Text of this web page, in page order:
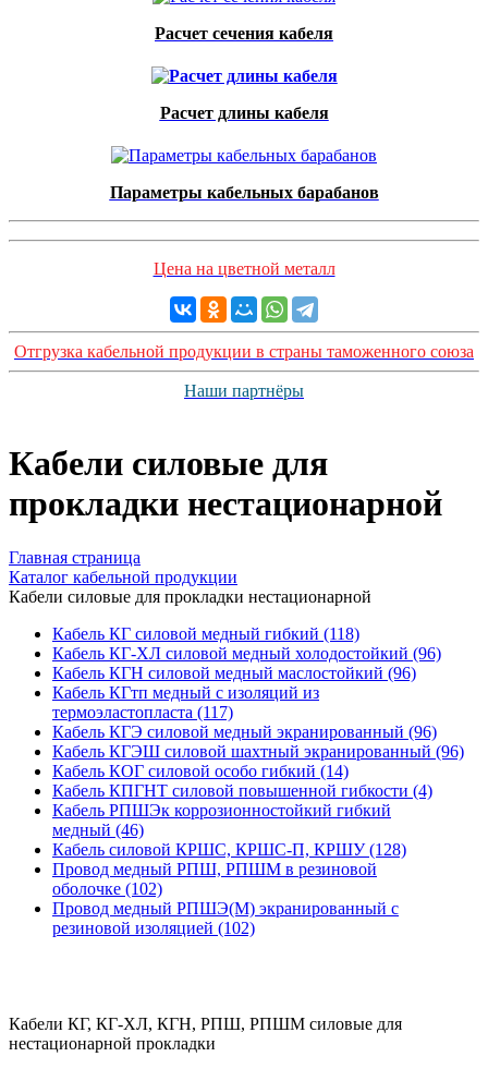
Расчет сечения кабеля
Расчет длины кабеля
Параметры кабельных барабанов
Цена на цветной металл
Отгрузка кабельной продукции в страны таможенного союза
Наши партнёры
Кабели силовые для
прокладки нестационарной
Главная страница
Каталог кабельной продукции
Кабели силовые для прокладки нестационарной
Кабель КГ силовой медный гибкий (118)
Кабель КГ-ХЛ силовой медный холодостойкий (96)
Кабель КГН силовой медный маслостойкий (96)
Кабель КГтп медный с изоляций из
термоэластопласта (117)
Кабель КГЭ силовой медный экранированный (96)
Кабель КГЭШ силовой шахтный экранированный (96)
Кабель КОГ силовой особо гибкий (14)
Кабель КПГНТ силовой повышенной гибкости (4)
Кабель РПШЭк коррозионностойкий гибкий
медный (46)
Кабель силовой КРШС, КРШС-П, КРШУ (128)
Провод медный РПШ, РПШМ в резиновой
оболочке (102)
Провод медный РПШЭ(М) экранированный с
резиновой изоляцией (102)
Кабели КГ, КГ-ХЛ, КГН, РПШ, РПШМ силовые для
нестационарной прокладки